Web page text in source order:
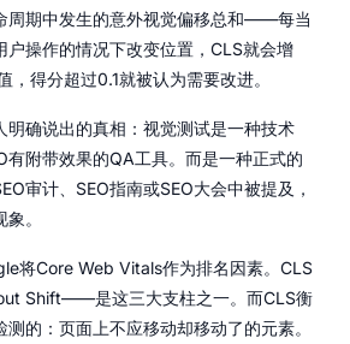
周期中发生的意外视觉偏移总和——每当
户操作的情况下改变位置，CLS就会增
，得分超过0.1就被认为需要改进。
明确说出的真相：视觉测试是一种技术
有附带效果的QA工具。而是一种正式的
审计、SEO指南或SEO大会中被提及，
。
将Core Web Vitals作为排名因素。CLS
Shift——是这三大支柱之一。而CLS衡
的：页面上不应移动却移动了的元素。